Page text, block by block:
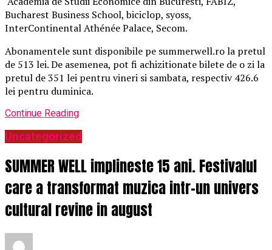
Bucharest Business School, biciclop, syoss,
InterContinental Athénée Palace, Secom.
Abonamentele sunt disponibile pe summerwell.ro la pretul
de 513 lei. De asemenea, pot fi achizitionate bilete de o zi la
pretul de 351 lei pentru vineri si sambata, respectiv 426.6
lei pentru duminica.
Continue Reading
Uncategorized
SUMMER WELL implineste 15 ani. Festivalul
care a transformat muzica intr-un univers
cultural revine in august